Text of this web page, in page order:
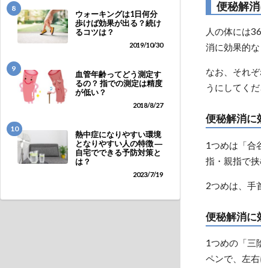
8
ウォーキングは1日何分
歩けば効果が出る？続け
るコツは？
2019/10/30
9
血管年齢ってどう測定す
るの？ 指での測定は精度
が低い？
2018/8/27
10
熱中症になりやすい環境
となりやすい人の特徴 ―
自宅でできる予防対策と
は？
2023/7/19
便秘解
人の体には
消に効果的
なお、それ
うにしてくだ
便秘解消に
1つめは「合
指・親指で挟
2つめは、手
便秘解消に
1つめの「三
ペンで、左